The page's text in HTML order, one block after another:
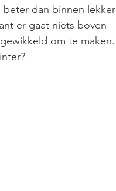
dan binnen lekker
er gaat niets boven
om te maken.